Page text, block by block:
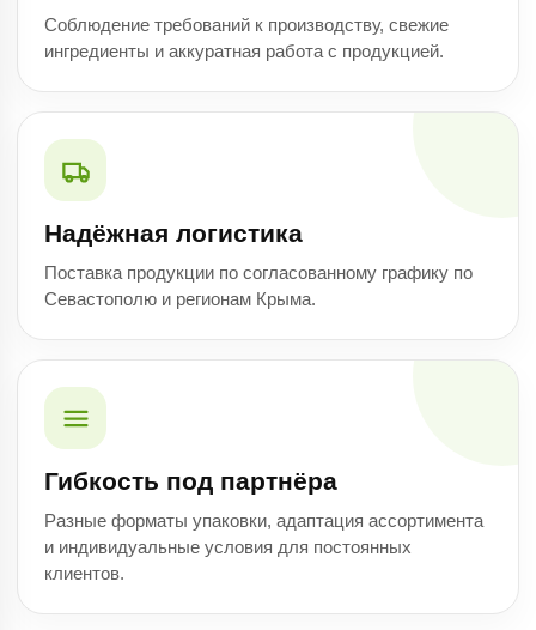
Соблюдение требований к производству, свежие
ингредиенты и аккуратная работа с продукцией.
Надёжная логистика
Поставка продукции по согласованному графику по
Севастополю и регионам Крыма.
Гибкость под партнёра
Разные форматы упаковки, адаптация ассортимента
и индивидуальные условия для постоянных
клиентов.